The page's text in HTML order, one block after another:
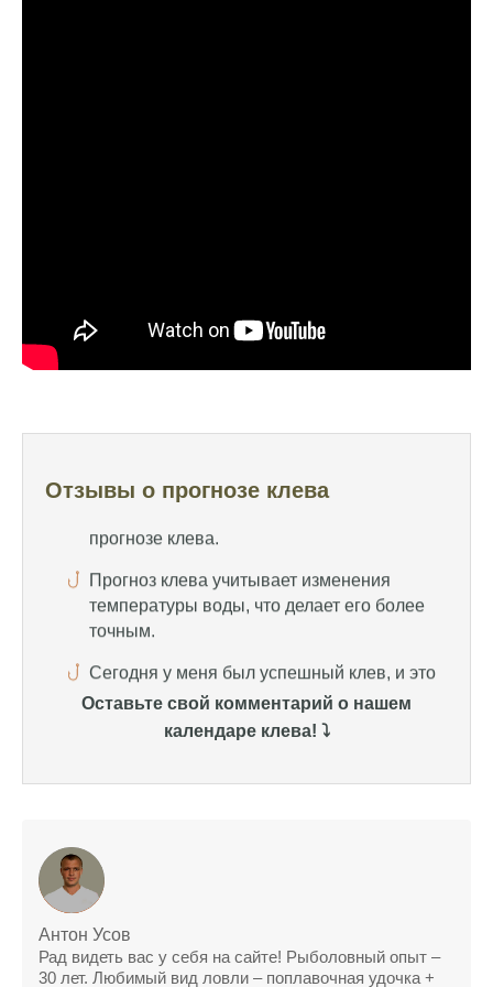
Отзывы о прогнозе клева
клева на ближайшие сутки.
Узнайте, какие факторы влияют на
температуры воды, что делает его более
благодаря прогнозу.
Прогноз клева на сайте всегда актуален и
рыбалки в Москве и области.
Я скачал приложение и теперь всегда
знаю, когда клюет рыба.
Рыболовный клуб для любителей активной
Учитывайте фазы луны при планировании
рыбалки и проверяйте прогноз клева.
Находитесь в Московской области? Это
прекрасное место для рыбалки, и прогноз
Оставьте свой комментарий о нашем
календаре клева! ⤵️
Антон Усов
Рад видеть вас у себя на сайте! Рыболовный опыт –
30 лет. Любимый вид ловли – поплавочная удочка +